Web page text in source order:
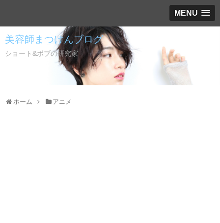
MENU
美容師まつけんブログ
ショート&ボブの研究家
ホーム アニメ